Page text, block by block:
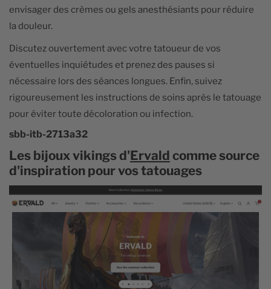
envisager des crèmes ou gels anesthésiants pour réduire
la douleur.
Discutez ouvertement avec votre tatoueur de vos
éventuelles inquiétudes et prenez des pauses si
nécessaire lors des séances longues. Enfin, suivez
rigoureusement les instructions de soins après le tatouage
pour éviter toute décoloration ou infection.
sbb-itb-2713a32
Les bijoux vikings d'Ervald comme source
d'inspiration pour vos tatouages